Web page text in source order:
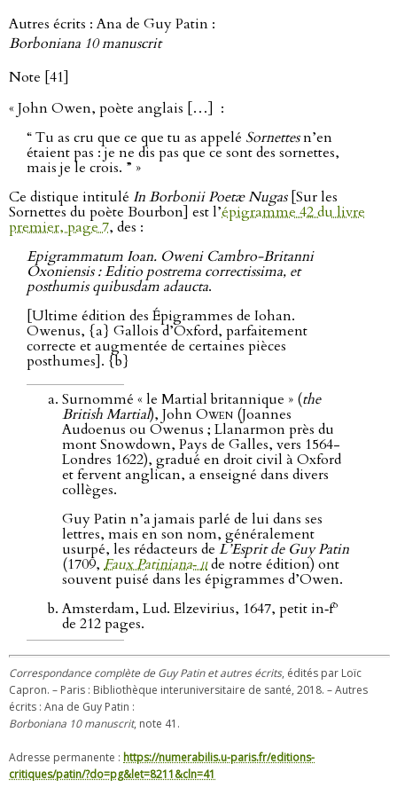
Autres écrits : Ana de Guy Patin :
Borboniana 10 manuscrit
Note [41]
« John Owen, poète anglais […] :
“ Tu as cru que ce que tu as appelé Sornettesn’en
étaient pas : je ne dis pas que ce sont des sornettes,
mais je le crois. ” »
Ce distique intitulé In Borbonii Poetæ Nugas[Sur les
Sornettes du poète Bourbon] est l’épigramme 42 du livre
premier, page 7, des :
Epigrammatum Ioan. Oweni Cambro-Britanni
Oxoniensis : Editio postrema correctissima, et
posthumis quibusdam adaucta.
[Ultime édition des Épigrammes de Iohan.
Owenus, {a} Gallois d’Oxford, parfaitement
correcte et augmentée de certaines pièces
posthumes]. {b}
Surnommé « le Martial britannique » (the
British Martial), JohnOwen (Joannes
Audoenus ou Owenus ; Llanarmon près du
mont Snowdown, Pays de Galles, vers 1564-
Londres 1622), gradué en droit civil à Oxford
et fervent anglican, a enseigné dans divers
collèges.
Guy Patin n’a jamais parlé de lui dans ses
lettres, mais en son nom, généralement
usurpé, les rédacteurs de L’Esprit de Guy Patin
(1709, Faux Patiniana‑iide notre édition) ont
souvent puisé dans les épigrammes d’Owen.
Amsterdam, Lud. Elzevirius, 1647, petit in‑fo
de 212 pages.
Correspondance complète de Guy Patin et autres écrits, édités par Loïc
Capron. – Paris : Bibliothèque interuniversitaire de santé, 2018. – Autres
écrits : Ana de Guy Patin :
Borboniana 10 manuscrit, note 41.
Adresse permanente : https://numerabilis.u-paris.fr/editions-
critiques/patin/?do=pg&let=8211&cln=41